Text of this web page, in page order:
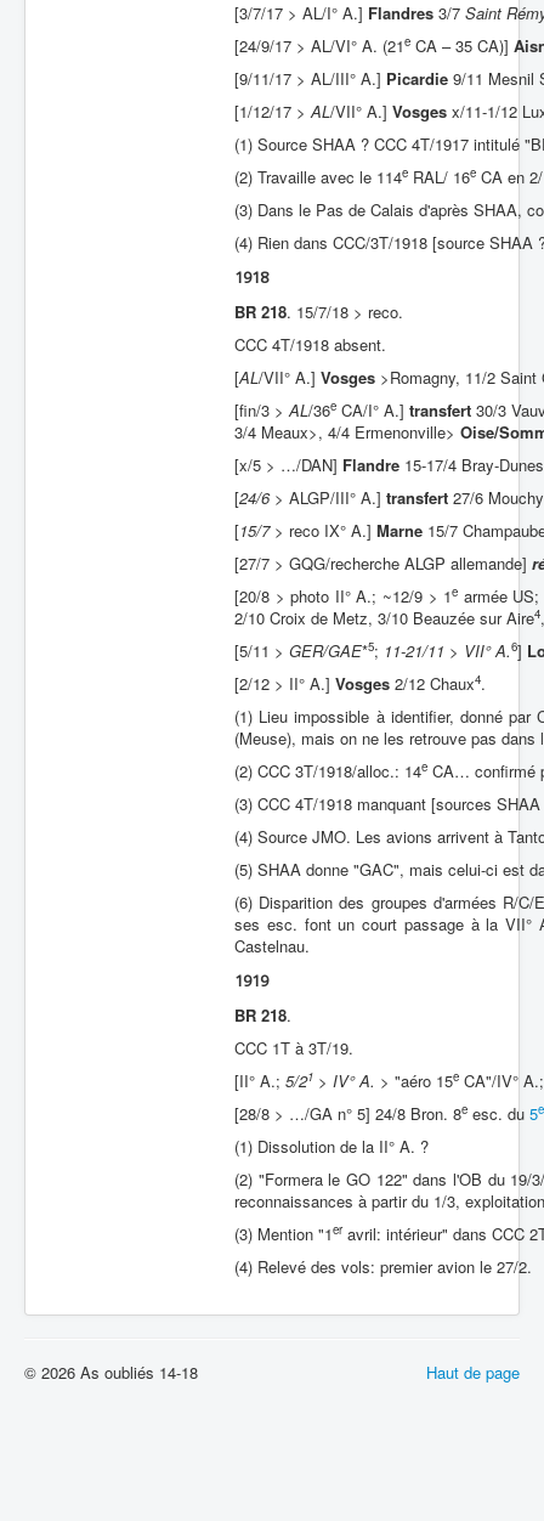
[3/7/17 > AL/I° A.] Flandres 3/7 Saint
[24/9/17 > AL/VI° A. (21e CA – 35 CA)]
[9/11/17 > AL/III° A.] Picardie 9/11 Mesnil
[1/12/17 >AL/VII° A.] Vosges x/11-1/12
(1) Source SHAA ? CCC 4T/1917 intitulé
(2) Travaille avec le 114e RAL/ 16e CA en
(3) Dans le Pas de Calais d'après SHAA,
(4) Rien dans CCC/3T/1918 [source SHAA
1918
BR 218. 15/7/18 > reco.
CCC 4T/1918 absent.
[AL/VII° A.] Vosges >Romagny, 11/2 Saint
[fin/3 >AL/36e CA/I° A.]transfert 30/3
3/4 Meaux>, 4/4 Ermenonville> Oise/
[x/5 > …/DAN] Flandre 15-17/4 Bray-
[24/6> ALGP/III° A.] transfert 27/6
[15/7> reco IX° A.] Marne 15/7
[27/7 > GQG/recherche ALGP allemande]
[20/8 > photo II° A.; ~12/9 > 1e armée
2/10 Croix de Metz, 3/10 Beauzée sur Aire4,
[5/11 > GER/GAE*5; 11-21/11 > VII° A.6]
[2/12 > II° A.] Vosges 2/12 Chaux4.
(1) Lieu impossible à identifier, donné
(Meuse), mais on ne les retrouve pas
(2) CCC 3T/1918/alloc.: 14e CA… confirmé
(3) CCC 4T/1918 manquant [sources
(4) Source JMO. Les avions arrivent à
(5) SHAA donne "GAC", mais celui-ci est
(6) Disparition des groupes d'armées R/
ses esc. font un court passage à la VII°
Castelnau.
1919
BR 218.
CCC 1T à 3T/19.
[II° A.; 5/21 > IV° A. > "aéro 15e CA"/IV°
[28/8 > …/GA n° 5] 24/8 Bron. 8e esc. du 5e
(1) Dissolution de la II° A. ?
(2) "Formera le GO 122" dans l'OB du
reconnaissances à partir du 1/3,
(3) Mention "1er avril: intérieur" dans CCC
(4) Relevé des vols: premier avion le 27/2.
Haut de page
© 2026 As oubliés 14-18